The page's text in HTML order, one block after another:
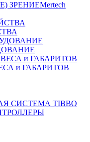
ЗРЕНИЕMertech
и ГАБАРИТОВ
СИСТЕМА TIBBO